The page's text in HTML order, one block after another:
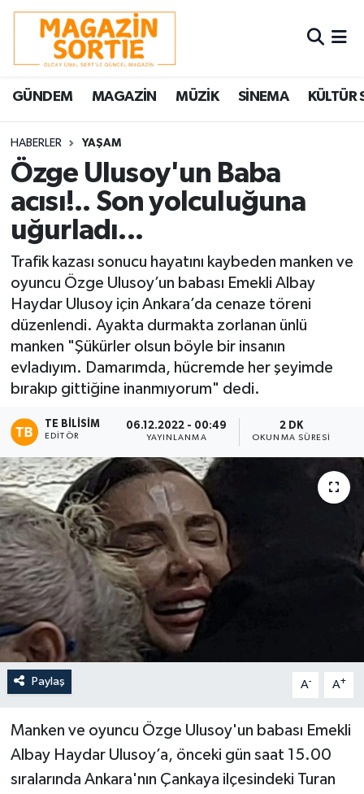
GÜNDEM MAGAZİN MÜZİK SİNEMA KÜLTÜR
HABERLER YAŞAM
Özge Ulusoy'un Baba
acısı!.. Son yolculuğuna
uğurladı...
Trafik kazası sonucu hayatını kaybeden manken ve
oyuncu Özge Ulusoy’un babası Emekli Albay
Haydar Ulusoy için Ankara’da cenaze töreni
düzenlendi. Ayakta durmakta zorlanan ünlü
manken "Şükürler olsun böyle bir insanın
evladıyım. Damarımda, hücremde her şeyimde
bırakıp gittiğine inanmıyorum" dedi.
TE BILISIM
EDITÖR
06.12.2022 - 00:49
YAYINLANMA
2 DK
OKUNMA SÜRESI
Paylaş A- A+
Manken ve oyuncu Özge Ulusoy'un babası Emekli
Albay Haydar Ulusoy’a, önceki gün saat 15.00
sıralarında Ankara'nın Çankaya ilçesindeki Turan
Nöbetçi Eczaneler
Hava Durumu
Trafik Durumu
Süper Lig Puan Durumu ve Fikstür
Tüm Manşetler
Son Dakika Haberleri
Haber Arşivi